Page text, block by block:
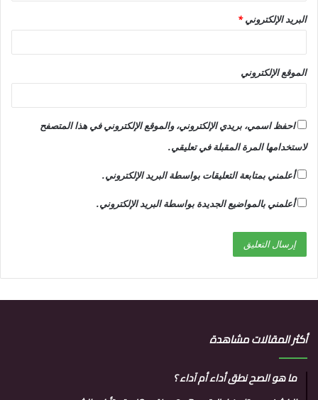
البريد الإلكتروني*
الموقع الإلكتروني
احفظ اسمي، بريدي الإلكتروني، والموقع الإلكتروني في هذا المتصفح
لاستخدامها المرة المقبلة في تعليقي.
أعلمني بمتابعة التعليقات بواسطة البريد الإلكتروني.
أعلمني بالمواضيع الجديدة بواسطة البريد الإلكتروني.
أكثر المقالات مشاهدة
ما هو الصح نطق أداء أم آداء ؟